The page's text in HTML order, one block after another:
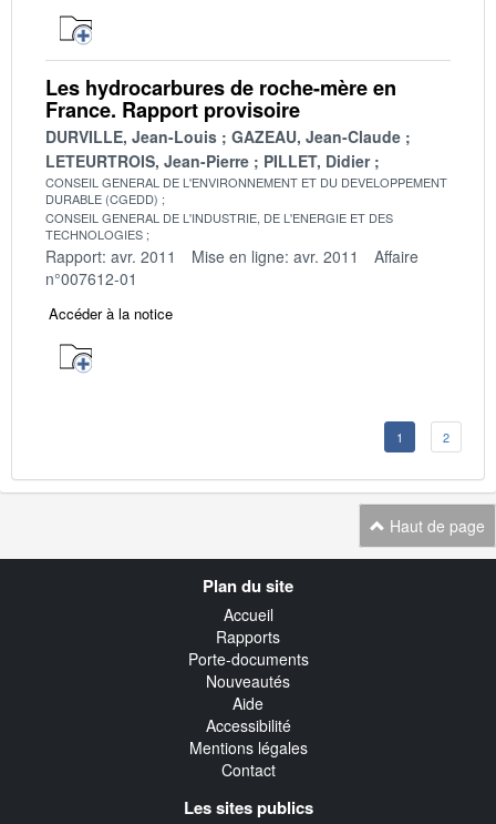
Les hydrocarbures de roche-mère en
France. Rapport provisoire
DURVILLE, Jean-Louis
GAZEAU, Jean-Claude
LETEURTROIS, Jean-Pierre
PILLET, Didier
CONSEIL GENERAL DE L'ENVIRONNEMENT ET DU DEVELOPPEMENT
DURABLE (CGEDD)
CONSEIL GENERAL DE L'INDUSTRIE, DE L'ENERGIE ET DES
TECHNOLOGIES
Rapport: avr. 2011 Mise en ligne: avr. 2011
Affaire
n°007612-01
Accéder à la notice
1 2
Haut de page
Plan du site
Accueil
Rapports
Porte-documents
Nouveautés
Aide
Accessibilité
Mentions légales
Contact
Les sites publics